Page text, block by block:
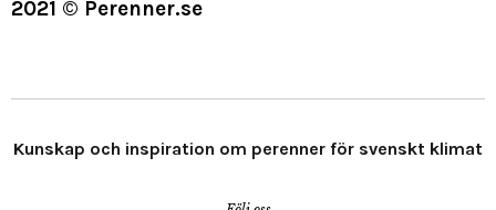
2021 © Perenner.se
Kunskap och inspiration om perenner för svenskt klimat